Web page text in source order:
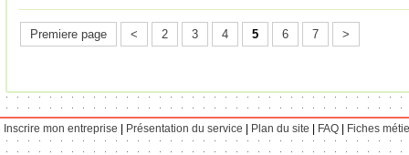
Premiere page < 2 3 4 5 6 7 >
Inscrire mon entreprise Présentation du service Plan du site FAQ Fiches